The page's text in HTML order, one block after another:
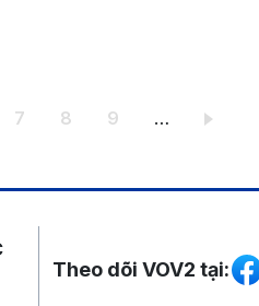
Trang
7 Trang
8 Trang
9 …
Mạng xã hội
Theo dõi VOV2 tại: